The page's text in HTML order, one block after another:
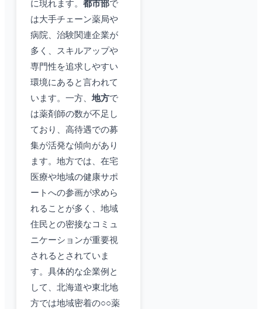
に現れます。 都市部で
は大手チェーン薬局や
病院、治験関連企業が
多く、スキルアップや
専門性を追求しやすい
環境にあると言われて
います。一方、 地方で
は薬剤師の数が不足し
ており、高待遇での募
集が活発な傾向があり
ます。地方では、在宅
医療や地域の健康サポ
ートへの参画が求めら
れることが多く、地域
住民との密接なコミュ
ニケーションが重要視
されるとされていま
す。具体的な企業例と
して、北海道や東北地
方では地域密着の○○薬